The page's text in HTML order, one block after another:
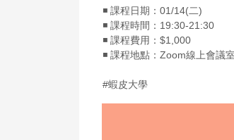
◾️ 課程日期：01/14(二)
◾️ 課程時間：19:30-21:30
◾️ 課程費用：$1,000
◾️ 課程地點：Zoom線上會議
#蝦皮大學